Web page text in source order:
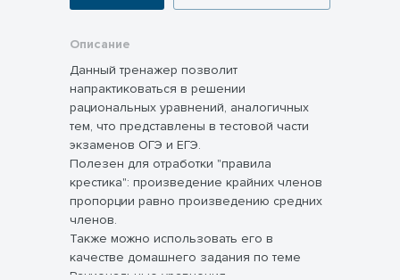
Описание
Данный тренажер позволит
напрактиковаться в решении
рациональных уравнений, аналогичных
тем, что представлены в тестовой части
экзаменов ОГЭ и ЕГЭ.
Полезен для отработки "правила
крестика": произведение крайних членов
пропорции равно произведению средних
членов.
Также можно использовать его в
качестве домашнего задания по теме
Рациональные уравнения.